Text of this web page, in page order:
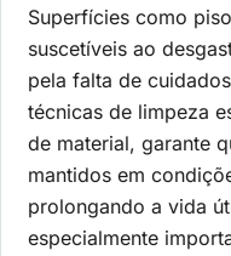
Superfícies como
suscetíveis ao
pela falta de
técnicas de limpeza
de material, garante
mantidos em
prolongando a vida
especialmente